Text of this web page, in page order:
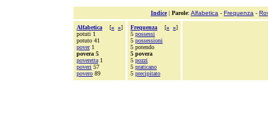
Indice| Parole: Alfabetica - Frequenza -
Alfabetica [« »]
potuti 1
potuto 41
pover1
povera 5
poveretta 1
poveri 57
povero 89
Frequenza [« »]
5 possessi
5 possessioni
5 potendo
5 povera
5 pozzi
5 praticano
5 precipitato